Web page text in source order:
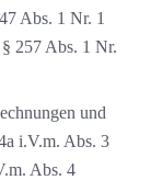
Abs. 1 Nr. 1
257 Abs. 1 Nr.
und
i.V.m. Abs. 3
Abs. 4